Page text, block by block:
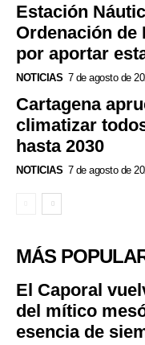
Estación
Ordenación de
por aportar
NOTICIAS 7 de agosto de
Cartagena
climatizar
hasta 2030
NOTICIAS 7 de agosto de
MÁS
El Caporal
del mítico
esencia de